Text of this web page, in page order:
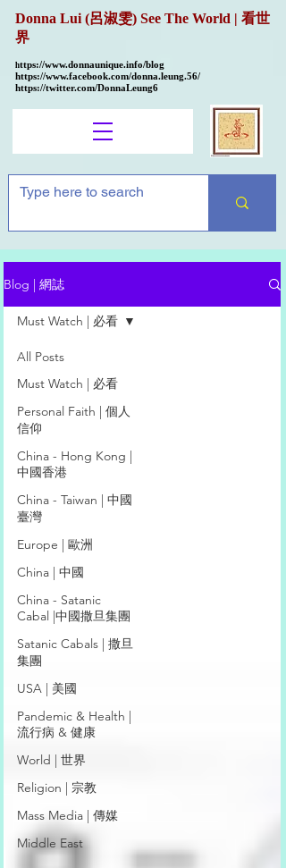
Donna Lui (呂淑雯) See The World | 看世
界
https://www.donnaunique.info/blog
https://www.facebook.com/donna.leung.56/
https://twitter.com/DonnaLeung6
Blog | 網誌
All Posts
Must Watch | 必看
Personal Faith | 個人
信仰
China - Hong Kong |
中國香港
China - Taiwan | 中國
臺灣
Europe | 歐洲
China | 中國
China - Satanic
Cabal |中國撒旦集團
Satanic Cabals | 撒旦
集團
USA | 美國
Pandemic & Health |
流行病 & 健康
World | 世界
Religion | 宗教
Mass Media | 傳媒
Middle East
Must Watch | 必看